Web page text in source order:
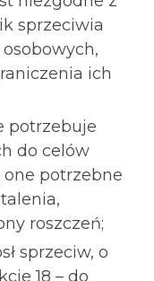
sprzeciwia
ich
potrzebuje
do celów
one potrzebne
roszczeń;
sprzeciw, o
18 – do